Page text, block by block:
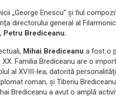
„George Enescu” şi fiul
directorului general al
Petru Brediceanu.
Mihai Brediceanu a fost o
Familia Brediceanu are o
al XVIII-lea, datorită
roman, şi Tiberiu
Brediceanu a avut o amplă